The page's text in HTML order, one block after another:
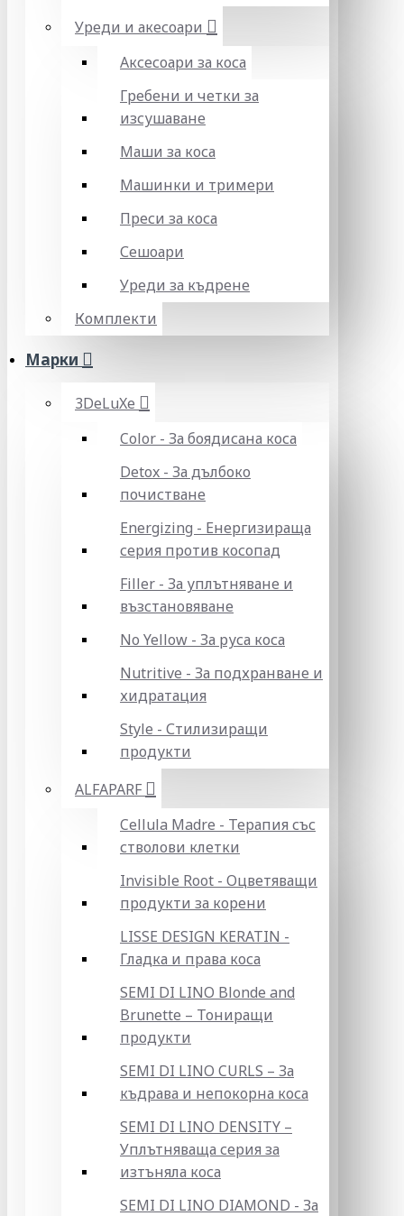
Уреди и акесоари
Аксесоари за коса
Гребени и четки за
изсушаване
Маши за коса
Машинки и тримери
Преси за коса
Сешоари
Уреди за къдрене
Комплекти
Марки
3DeLuXe
Color - За боядисана коса
Detox - За дълбоко
почистване
Energizing - Енергизираща
серия против косопад
Filler - За уплътняване и
възстановяване
No Yellow - За руса коса
Nutritive - За подхранване и
хидратация
Style - Стилизиращи
продукти
ALFAPARF
Cellula Madre - Терапия със
стволови клетки
Invisible Root - Оцветяващи
продукти за корени
LISSE DESIGN KERATIN -
Гладка и права коса
SEMI DI LINO Blonde and
Brunette – Тониращи
продукти
SEMI DI LINO CURLS – За
къдрава и непокорна коса
SEMI DI LINO DENSITY –
Уплътняваща серия за
изтъняла коса
SEMI DI LINO DIAMOND - За